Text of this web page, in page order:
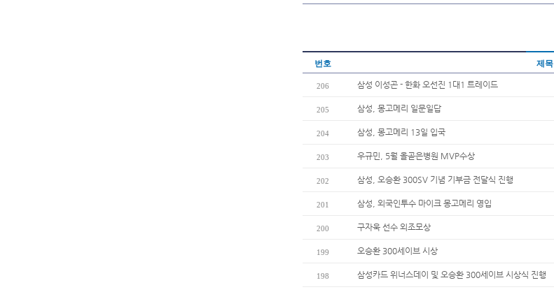
번호 제목
206 삼성 이성곤 - 한화 오선진 1대1 트레이드
205 삼성, 몽고메리 일문일답
204 삼성, 몽고메리 13일 입국
203 우규민, 5월 올곧은병원 MVP수상
202 삼성, 오승환 300SV 기념 기부금 전달식 진행
201 삼성, 외국인투수 마이크 몽고메리 영입
200 구자욱 선수 외조모상
199 오승환 300세이브 시상
198 삼성카드 위너스데이 및 오승환 300세이브 시상식 진행